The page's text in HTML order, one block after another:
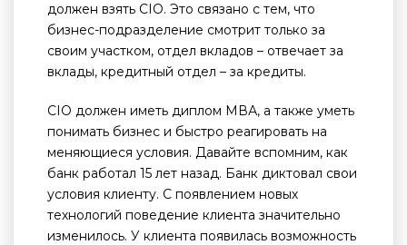
должен взять CIO. Это связано с тем, что
бизнес-подразделение смотрит только за
своим участком, отдел вкладов – отвечает за
вклады, кредитный отдел – за кредиты.
CIO должен иметь диплом MВА, а также уметь
понимать бизнес и быстро реагировать на
меняющиеся условия. Давайте вспомним, как
банк работал 15 лет назад. Банк диктовал свои
условия клиенту. С появлением новых
технологий поведение клиента значительно
изменилось. У клиента появилась возможность